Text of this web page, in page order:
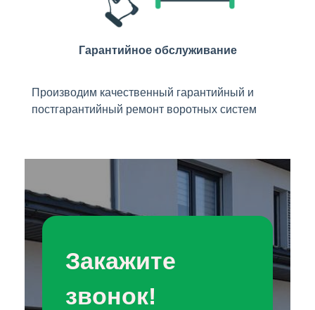
Гарантийное обслуживание
Производим качественный гарантийный и
постгарантийный ремонт воротных систем
Закажите
звонок!